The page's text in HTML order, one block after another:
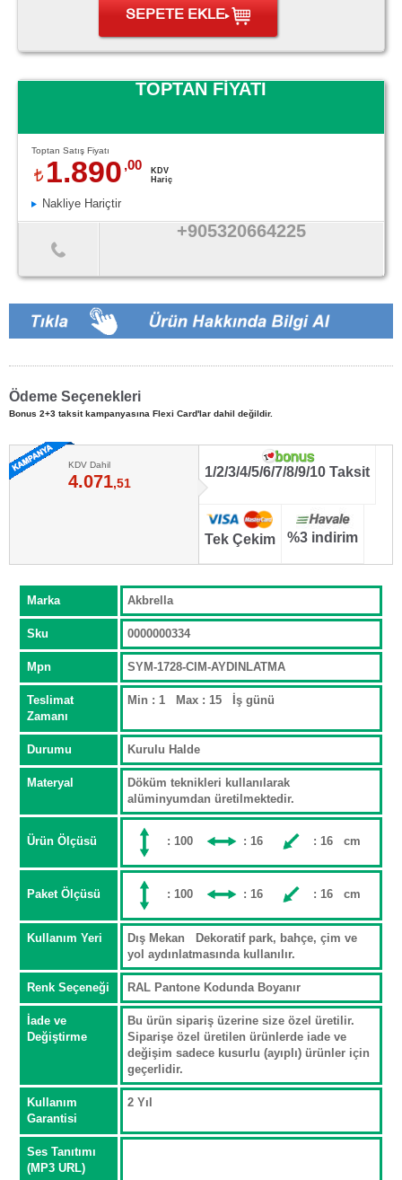
SEPETE EKLE
TOPTAN FİYATI
Toptan Satış Fiyatı
1.890 ,00
KDV
Hariç
Nakliye Hariçtir
+905320664225
Ödeme Seçenekleri
Bonus 2+3 taksit kampanyasına Flexi Card'lar dahil değildir.
KDV Dahil
4.071,51
1/2/3/4/5/6/7/8/9/10 Taksit
Tek Çekim %3 indirim
Marka Akbrella
Sku 0000000334
Mpn SYM-1728-CIM-AYDINLATMA
Teslimat
Zamanı
Min : 1 Max : 15 İş günü
Durumu Kurulu Halde
Materyal
Döküm teknikleri kullanılarak
alüminyumdan üretilmektedir.
Ürün Ölçüsü : 100 : 16 : 16 cm
Paket Ölçüsü : 100 : 16 : 16 cm
Kullanım Yeri
Dış Mekan Dekoratif park, bahçe, çim ve
yol aydınlatmasında kullanılır.
Renk Seçeneği RAL Pantone Kodunda Boyanır
İade ve
Değiştirme
Bu ürün sipariş üzerine size özel üretilir.
Siparişe özel üretilen ürünlerde iade ve
değişim sadece kusurlu (ayıplı) ürünler için
geçerlidir.
Kullanım
Garantisi
2 Yıl
Ses Tanıtımı
(MP3 URL)